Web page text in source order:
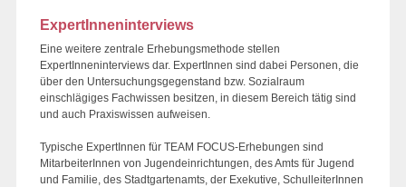
ExpertInneninterviews
Eine weitere zentrale Erhebungsmethode stellen
ExpertInneninterviews dar. ExpertInnen sind dabei Personen, die
über den Untersuchungsgegenstand bzw. Sozialraum
einschlägiges Fachwissen besitzen, in diesem Bereich tätig sind
und auch Praxiswissen aufweisen.
Typische ExpertInnen für TEAM FOCUS-Erhebungen sind
MitarbeiterInnen von Jugendeinrichtungen, des Amts für Jugend
und Familie, des Stadtgartenamts, der Exekutive, SchulleiterInnen